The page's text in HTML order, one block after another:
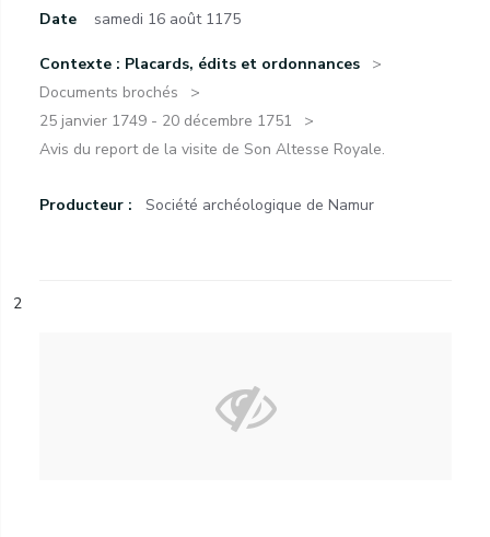
Date samedi 16 août 1175
Contexte : Placards, édits et ordonnances
Documents brochés
25 janvier 1749 - 20 décembre 1751
Avis du report de la visite de Son Altesse Royale.
Producteur : Société archéologique de Namur
2